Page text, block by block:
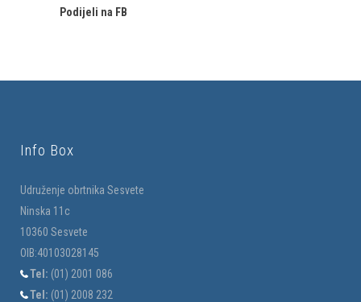
Podijeli na FB
Info Box
Udruženje obrtnika Sesvete
Ninska 11c
10360 Sesvete
OIB:40103028145
Tel: (01) 2001 086
Tel: (01) 2008 232